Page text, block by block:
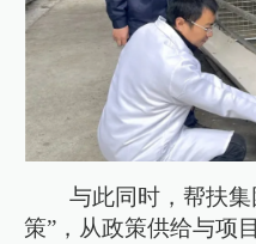
与此同时，帮扶
策”，从政策供给与项